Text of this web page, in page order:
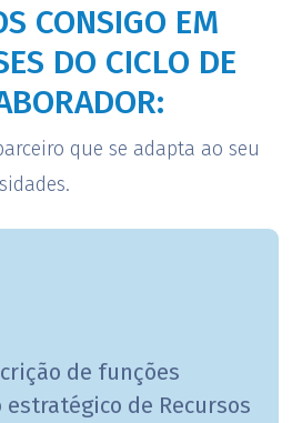
CONSIGO EM
DO CICLO DE
que se adapta ao seu
de funções
de Recursos